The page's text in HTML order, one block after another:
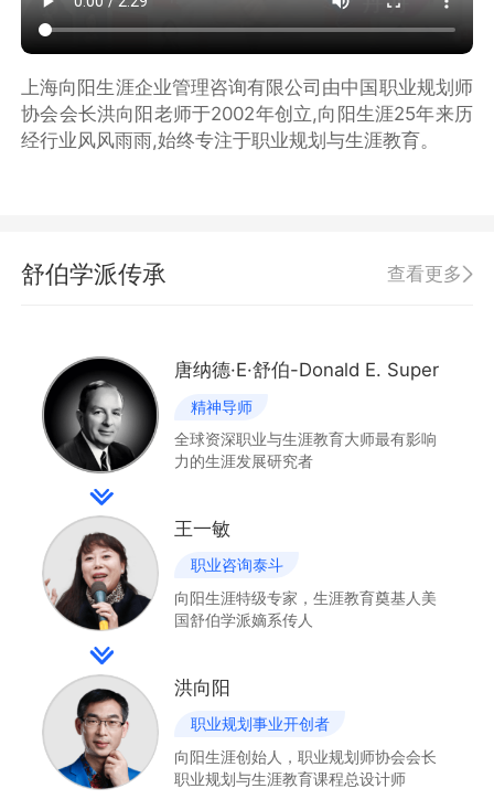
上海向阳生涯企业管理咨询有限公司由中国职业规划师
协会会长洪向阳老师于2002年创立,向阳生涯25年来历
经行业风风雨雨,始终专注于职业规划与生涯教育。
舒伯学派传承 查看更多
唐纳德·E·舒伯-Donald E. Super
精神导师
全球资深职业与生涯教育大师最有影响
力的生涯发展研究者
王一敏
职业咨询泰斗
向阳生涯特级专家，生涯教育奠基人美
国舒伯学派嫡系传人
洪向阳
职业规划事业开创者
向阳生涯创始人，职业规划师协会会长
职业规划与生涯教育课程总设计师